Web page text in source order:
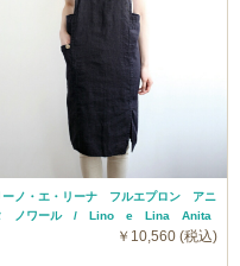
ーノ・エ・リーナ フルエプロン アニ
ノワール / Lino e Lina Anita
￥10,560 (税込)